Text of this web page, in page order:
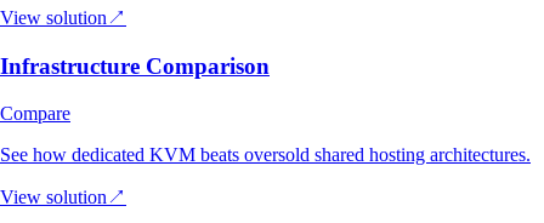
View solution ↗
Infrastructure Comparison
Compare
See how dedicated KVM beats oversold shared hosting architectures.
View solution ↗